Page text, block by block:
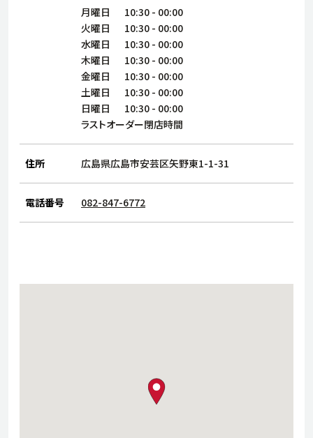
株主・投資家情報
サステナビリティ
店舗検索
採用情報
よくある質問・お問い合わせ
月曜日 10:30 - 00:00
火曜日
10:30 - 00:00
水曜日
10:30 - 00:00
木曜日
10:30 - 00:00
金曜日
10:30 - 00:00
土曜日
10:30 - 00:00
日曜日
10:30 - 00:00
ラストオーダー閉店時間
住所 広島県広島市安芸区矢野東1-1-31
電話番号 082-847-6772
map pin